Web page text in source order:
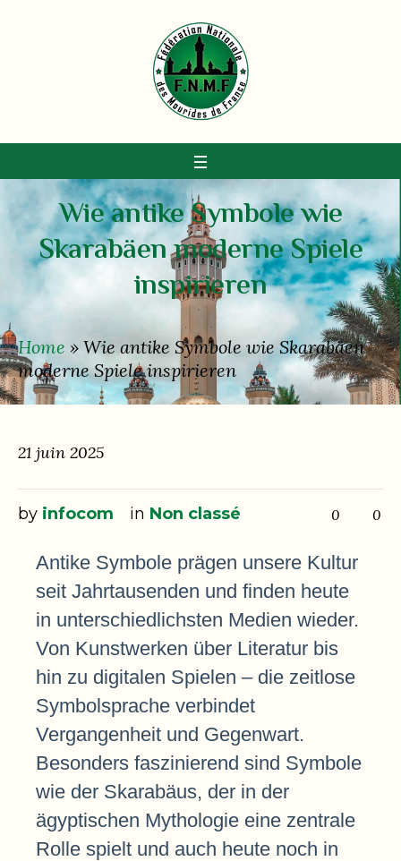
Wie antike Symbole wie
Skarabäen moderne Spiele
inspirieren
Home » Wie antike Symbole wie Skarabäen
moderne Spiele inspirieren
21 juin 2025
by infocom in Non classé 0 0
Antike Symbole prägen unsere Kultur
seit Jahrtausenden und finden heute
in unterschiedlichsten Medien wieder.
Von Kunstwerken über Literatur bis
hin zu digitalen Spielen – die zeitlose
Symbolsprache verbindet
Vergangenheit und Gegenwart.
Besonders faszinierend sind Symbole
wie der Skarabäus, der in der
ägyptischen Mythologie eine zentrale
Rolle spielt und auch heute noch in